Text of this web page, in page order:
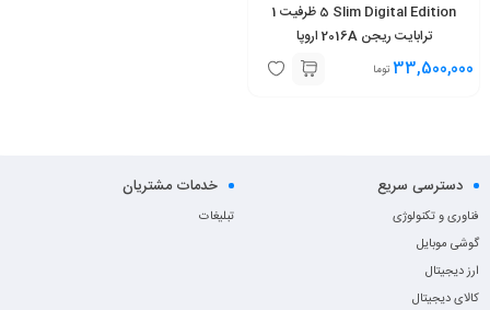
5 Slim Digital Edition ظرفیت 1
ترابایت ریجن 2016A اروپا
33,500,000 تومان
دسترسی سریع
فناوری و تکنولوژی
گوشی موبایل
ارز دیجیتال
کالای دیجیتال
خدمات مشتریان
تبلیغات